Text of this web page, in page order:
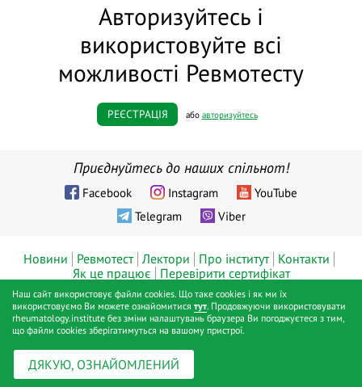
Авторизуйтесь і
використовуйте всі
можливості Ревмотесту
РЕЄСТРАЦІЯ або авторизуйтесь
Приєднуйтесь до наших спільнот!
Facebook Instagram
YouTube
Telegram
Viber
Новини Ревмотест Лектори Про інститут Контакти
Як це працює
Перевірити сертифікат
© ТОВ «Діджитал хелс», Інститут ревматології™, Київ, 2019 - 2026
pp.
Публічна оферта | Політика конфіденційності
Наш сайт використовує файли cookies. Що таке cookies і як ми їх
використовуємо Ви можете ознайомитися тут. Продовжуючи використовувати
rheumatology.institute без зміни налаштувань браузера Ви погоджуєтеся з тим,
що файли cookies зберігатимуться на вашому пристрої.
ДЯКУЮ, ОЗНАЙОМЛЕНИЙ